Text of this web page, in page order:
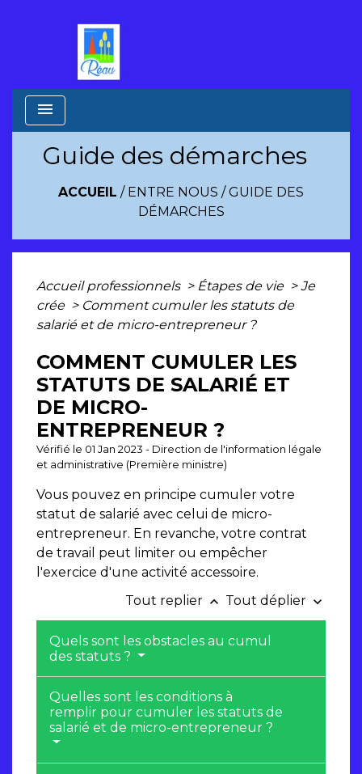
menu
Guide des démarches
ACCUEIL / ENTRE NOUS /GUIDE DES
DÉMARCHES
Accueil professionnels > Étapes de vie > Je
crée > Comment cumuler les statuts de
salarié et de micro-entrepreneur ?
COMMENT CUMULER LES
STATUTS DE SALARIÉ ET
DE MICRO-
ENTREPRENEUR ?
Vérifié le 01 Jan 2023 - Direction de l'information légale
et administrative (Première ministre)
Vous pouvez en principe cumuler votre
statut de salarié avec celui de micro-
entrepreneur. En revanche, votre contrat
de travail peut limiter ou empêcher
l'exercice d'une activité accessoire.
Tout replier keyboard_arrow_up Tout déplier keyboard_arrow_down
Quels sont les obstacles au cumul
des statuts ?
Quelles sont les conditions à
remplir pour cumuler les statuts de
salarié et de micro-entrepreneur ?